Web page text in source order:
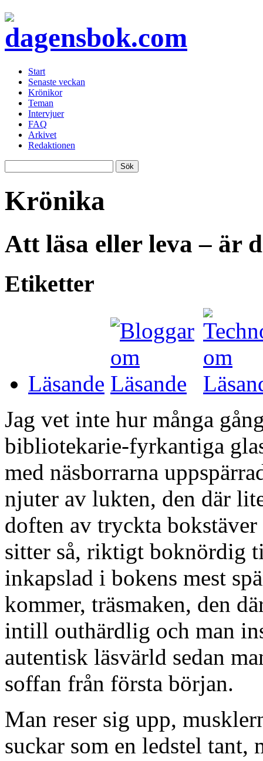
Start
Senaste veckan
Krönikor
Teman
Intervjuer
FAQ
Arkivet
Redaktionen
Krönika
Att läsa eller leva – är
Etiketter
Läsande
Jag vet inte hur många
bibliotekarie-fyrkantiga
med näsborrarna
njuter av lukten, den där
doften av tryckta
sitter så, riktigt boknördig
inkapslad i bokens mest
kommer, träsmaken, den
intill outhärdlig och man
autentisk läsvärld sedan
soffan från första början.
Man reser sig upp,
suckar som en ledstel